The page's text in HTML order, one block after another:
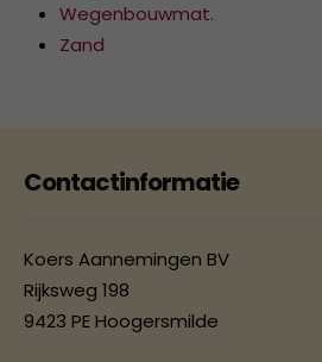
Wegenbouwmat.
Zand
Contactinformatie
Koers Aannemingen BV
Rijksweg 198
9423 PE Hoogersmilde